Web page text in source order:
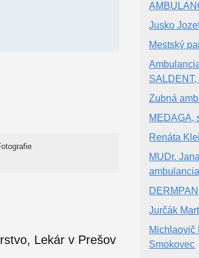
Lekár v Prešov
Jusko
Mestský
SALDENT,
Zubná
MEDAGA,
Renáta
MUDr.
ambulancia
Jurčák
Michlaovič
Smokovec